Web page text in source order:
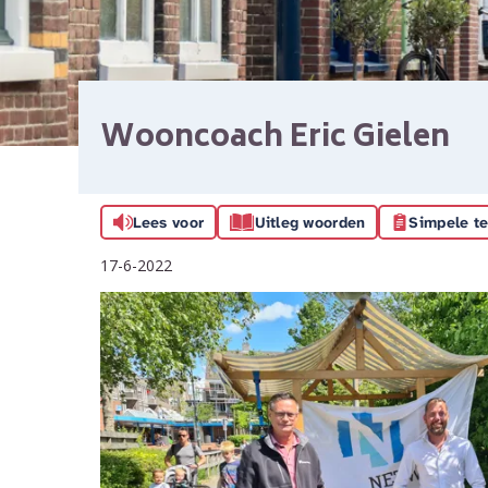
Wooncoach Eric Gielen
Lees voor Uitleg woorden Simpele
17-6-2022